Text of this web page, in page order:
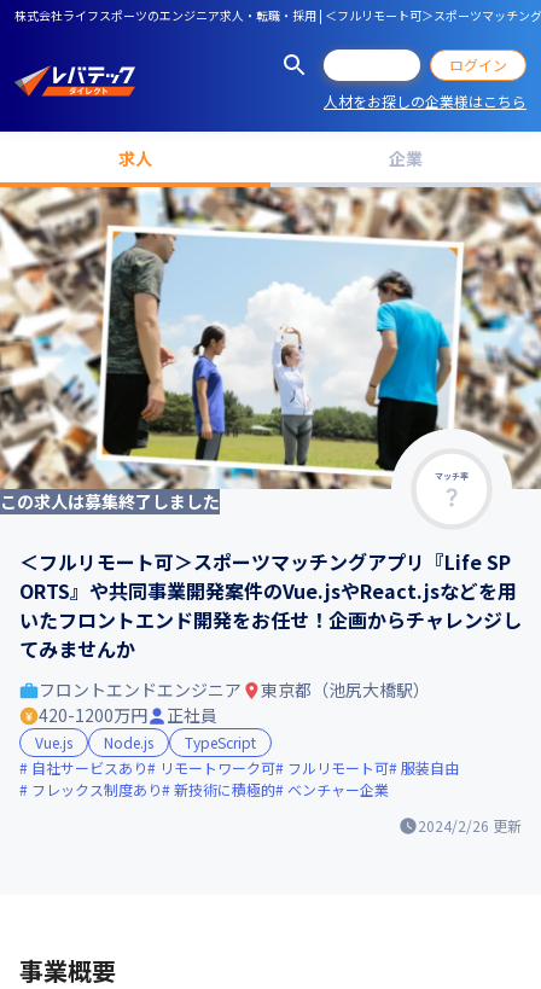
株式会社ライフスポーツのエンジニア求人・転職・採用 | ＜フルリモート可＞スポーツマッチ
ログイン
人材をお探しの企業様はこちら
求人 企業
マッチ率
この求人は募集終了しました
＜フルリモート可＞スポーツマッチングアプリ『Life SP
ORTS』や共同事業開発案件のVue.jsやReact.jsなどを用
いたフロントエンド開発をお任せ！企画からチャレンジし
てみませんか
2024/2/26 更新
フロントエンドエンジニア
東京都（池尻大橋駅）
420-1200万円
正社員
Vue.js Node.js
TypeScript
自社サービスあり
リモートワーク可 フルリモート可 服装自由
フレックス制度あり
新技術に積極的 ベンチャー企業
事業概要